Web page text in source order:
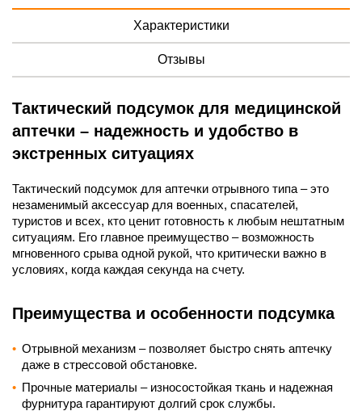
Характеристики
Отзывы
Тактический подсумок для медицинской
аптечки – надежность и удобство в
экстренных ситуациях
Тактический подсумок для аптечки отрывного типа – это
незаменимый аксессуар для военных, спасателей,
туристов и всех, кто ценит готовность к любым нештатным
ситуациям. Его главное преимущество – возможность
мгновенного срыва одной рукой, что критически важно в
условиях, когда каждая секунда на счету.
Преимущества и особенности подсумка
Отрывной механизм – позволяет быстро снять аптечку
даже в стрессовой обстановке.
Прочные материалы – износостойкая ткань и надежная
фурнитура гарантируют долгий срок службы.